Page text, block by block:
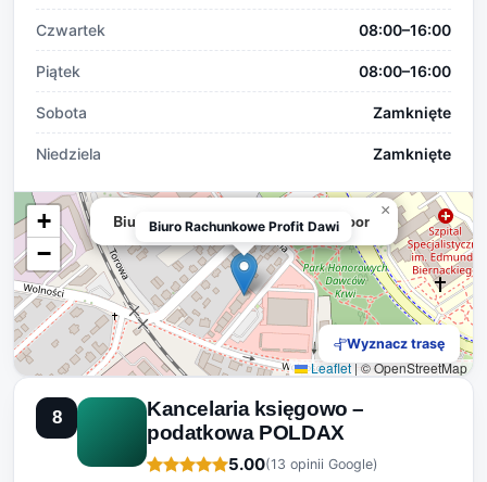
Czwartek 08:00–16:00
Piątek 08:00–16:00
Sobota Zamknięte
Niedziela Zamknięte
Biuro Rachunkowe Profit Dawid Tabor
×
+
−
Leaflet|© OpenStreetMap
Biuro Rachunkowe Profit Dawi
Wyznacz trasę
8
Kancelaria księgowo –
podatkowa POLDAX
5.00(13 opinii Google)